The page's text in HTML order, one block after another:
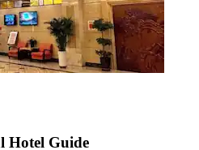
Hotel Guide